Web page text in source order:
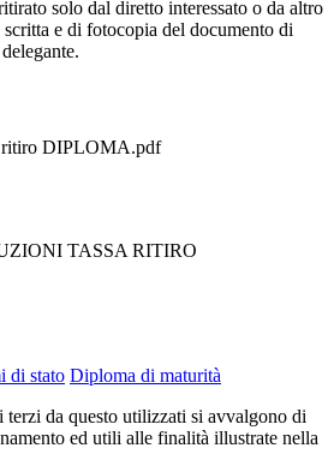
solo dal diretto interessato o da altro
e di fotocopia del documento di
DIPLOMA.pdf
TASSA RITIRO
di stato Diploma di maturità
terzi da questo utilizzati si avvalgono di
ed utili alle finalità illustrate nella